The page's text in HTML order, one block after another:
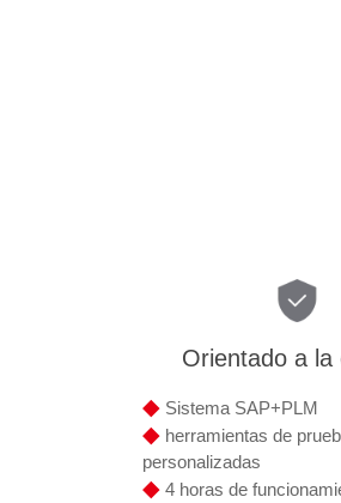
Orientado a la
◆Sistema SAP+PLM
◆herramientas de
personalizadas
◆4 horas de